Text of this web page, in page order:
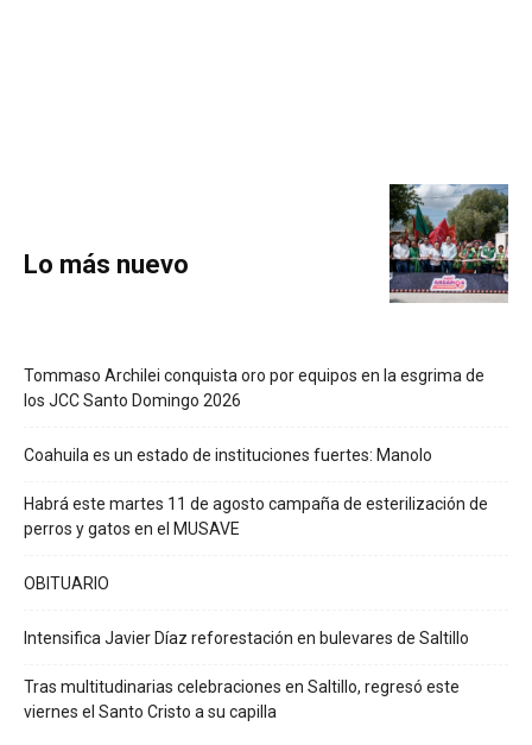
Lo más nuevo
Tommaso Archilei conquista oro por equipos en la esgrima de
los JCC Santo Domingo 2026
Coahuila es un estado de instituciones fuertes: Manolo
Habrá este martes 11 de agosto campaña de esterilización de
perros y gatos en el MUSAVE
OBITUARIO
Intensifica Javier Díaz reforestación en bulevares de Saltillo
Tras multitudinarias celebraciones en Saltillo, regresó este
viernes el Santo Cristo a su capilla